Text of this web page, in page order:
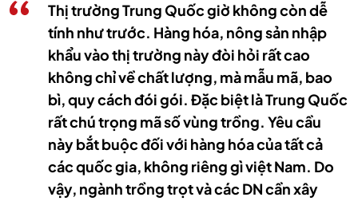
Thị trường Trung Quốc giờ không còn dễ
tính như trước. Hàng hóa, nông sản nhập
khẩu vào thị trường này đòi hỏi rất cao
không chỉ về chất lượng, mà mẫu mã, bao
bì, quy cách đói gói. Đặc biệt là Trung Quốc
rất chú trọng mã số vùng trồng. Yêu cầu
này bắt buộc đối với hàng hóa của tất cả
các quốc gia, không riêng gì việt Nam. Do
vậy, ngành trồng trọt và các DN cần xây